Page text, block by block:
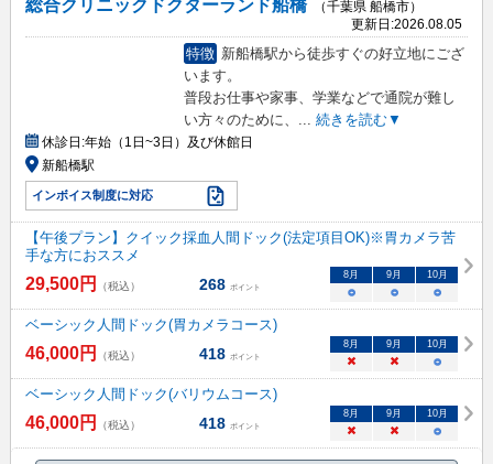
総合クリニックドクターランド船橋
（千葉県 船橋市）
更新日:2026.08.05
特徴 新船橋駅から徒歩すぐの好立地にござ
います。
普段お仕事や家事、学業などで通院が難し
い方々のために、
続きを読む▼
休診日:年始（1日~3日）及び休館日
新船橋駅
インボイス制度に対応
【午後プラン】クイック採血人間ドック(法定項目OK)※胃カメラ苦
手な方におススメ
29,500円 （税込） 268 ポイント
8 月 9 月 10月
○ ○ ○
ベーシック人間ドック(胃カメラコース)
46,000円 （税込） 418 ポイント
8 月 9 月 10月
× × ○
ベーシック人間ドック(バリウムコース)
46,000円 （税込） 418 ポイント
8 月 9 月 10月
× × ○